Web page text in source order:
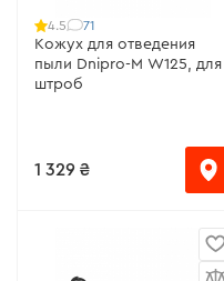
4.5 71
Кожух для отведения
пыли Dnipro-M W125, для
штроб
1 329 ₴